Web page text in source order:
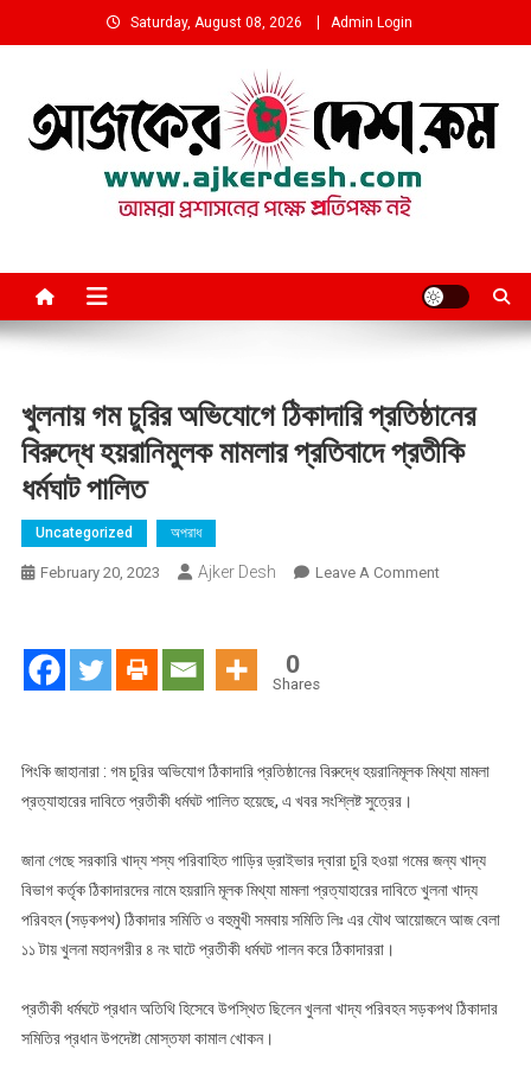
to
Saturday, August 08, 2026 Admin Login
খুলনায় গম চুরির অভিযোগে ঠিকাদারি প্রতিষ্ঠানের
বিরুদ্ধে হয়রানিমুলক মামলার প্রতিবাদে প্রতীকি
ধর্মঘাট পালিত
Uncategorized অপরাধ
February 20, 2023 Ajker Desh Leave A CommentOn
বিরুদ্ধে
প্রতীকি
ধর্মঘাট
পালিত
0
Shares
পিংকি জাহানারা : গম চুরির অভিযোগ ঠিকাদারি প্রতিষ্ঠানের বিরুদ্ধে হয়রানিমূলক মিথ্যা মামলা
প্রত্যাহারের দাবিতে প্রতীকী ধর্মঘট পালিত হয়েছে, এ খবর সংশ্লিষ্ট সুত্রের।
জানা গেছে সরকারি খাদ্য শস্য পরিবাহিত গাড়ির ড্রাইভার দ্বারা চুরি হওয়া গমের জন্য খাদ্য
বিভাগ কর্তৃক ঠিকাদারদের নামে হয়রানি মূলক মিথ্যা মামলা প্রত্যাহারের দাবিতে খুলনা খাদ্য
পরিবহন (সড়কপথ) ঠিকাদার সমিতি ও বহুমুখী সমবায় সমিতি লিঃ এর যৌথ আয়োজনে আজ বেলা
১১ টায় খুলনা মহানগরীর ৪ নং ঘাটে প্রতীকী ধর্মঘট পালন করে ঠিকাদাররা।
প্রতীকী ধর্মঘটে প্রধান অতিথি হিসেবে উপস্থিত ছিলেন খুলনা খাদ্য পরিবহন সড়কপথ ঠিকাদার
সমিতির প্রধান উপদেষ্টা মোস্তফা কামাল খোকন।